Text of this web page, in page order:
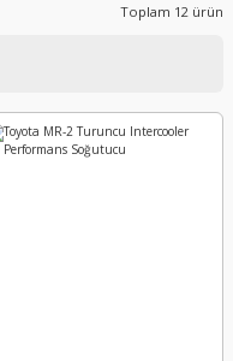
Toplam 12 ürün